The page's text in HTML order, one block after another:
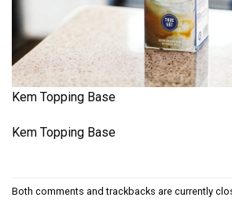
Kem Topping Base
Kem Topping Base
Both comments and trackbacks are currently